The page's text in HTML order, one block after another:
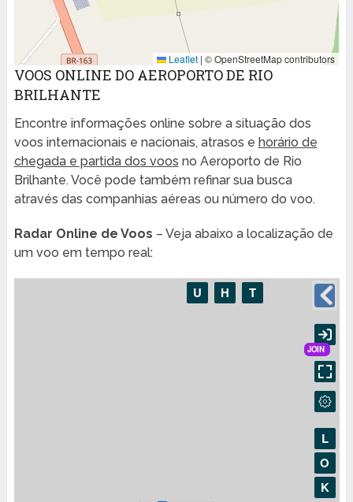
Leaflet | © OpenStreetMap contributors
VOOS ONLINE DO AEROPORTO DE RIO
BRILHANTE
Encontre informações online sobre a situação dos
voos internacionais e nacionais, atrasos e horário de
chegada e partida dos voos no Aeroporto de Rio
Brilhante. Você pode também refinar sua busca
através das companhias aéreas ou número do voo.
Radar Online de Voos – Veja abaixo a localização de
um voo em tempo real: